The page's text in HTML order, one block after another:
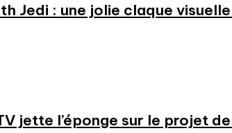
Jedi : une jolie claque
jette l’éponge sur le projet